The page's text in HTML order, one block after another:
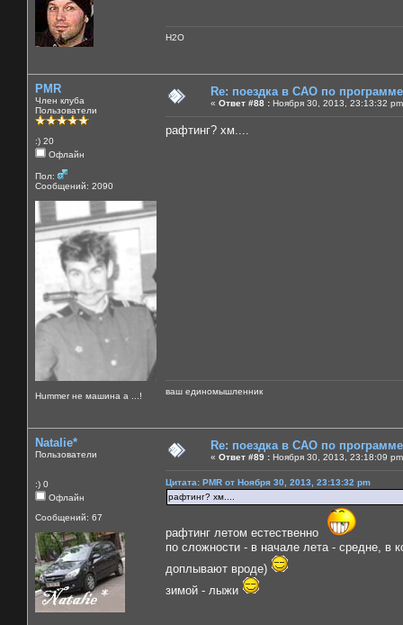
H2O
PMR
Член клуба
Пользователи
:) 20
Офлайн
Пол:
Сообщений: 2090
Нummer не машина а ...!
Re: поездка в САО по
« Ответ #88 : Ноября 30, 2013, 23:13:32
рафтинг? хм....
ваш единомышленник
Natalie*
Пользователи
:) 0
Офлайн
Сообщений: 67
Re: поездка в САО по
« Ответ #89 : Ноября 30, 2013, 23:18:09
Цитата: PMR от Ноября 30, 2013, 23:13:32 pm
рафтинг? хм....
рафтинг летом естественно
по сложности - в начале лета - средне, в
доплывают вроде)
зимой - лыжи